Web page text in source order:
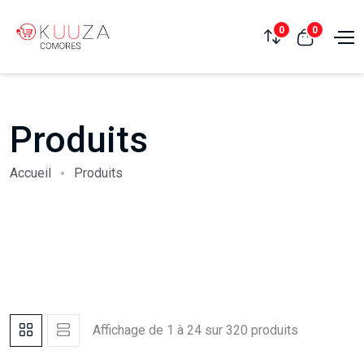
0 0
Produits
Accueil Produits
Affichage de 1 à 24 sur 320 produits